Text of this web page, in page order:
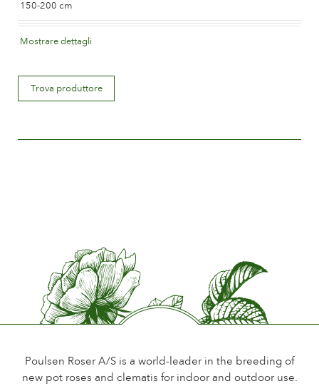
150-200 cm
Colore del fiore
Mauve (lavender & purple)
Descrizione del fiore
Single
Between 10 and 15 cm.
Promfumo del fiore
Little or no scent
Durata del fiore
Up to 18 days
Single flower stem
Mostrare dettagli
Trova produttore
Poulsen Roser A/S is a world-leader in the breeding of
new pot roses and clematis for indoor and outdoor use.